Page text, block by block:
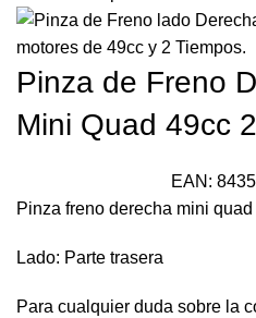
Pinza de Freno
Mini Quad 49cc
EAN:
Pinza freno derecha mini
Lado: Parte trasera
Para cualquier duda sobre la